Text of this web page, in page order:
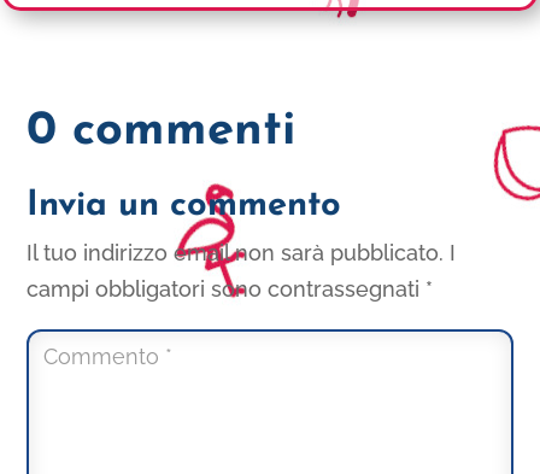
0 commenti
Invia un commento
Il tuo indirizzo email non sarà pubblicato. I
campi obbligatori sono contrassegnati *